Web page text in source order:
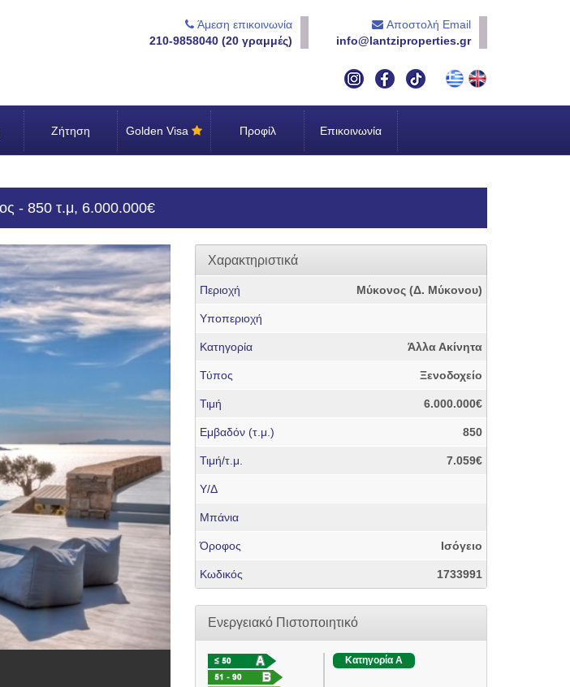
Άμεση επικοινωνία
210-9858040 (20 γραμμές)
Αποστολή Email
info@lantziproperties.gr
Ζήτηση Golden Visa Προφίλ Επικοινωνία
- 850 τ.μ, 6.000.000€
Χαρακτηριστικά
Περιοχή Μύκονος (Δ. Μύκονου)
Υποπεριοχή
Κατηγορία Άλλα Ακίνητα
Τύπος Ξενοδοχείο
Τιμή 6.000.000€
Εμβαδόν (τ.μ.) 850
Τιμή/τ.μ. 7.059€
Υ/Δ
Μπάνια
Όροφος Ισόγειο
Κωδικός 1733991
Ενεργειακό Πιστοποιητικό
Κατηγορία A